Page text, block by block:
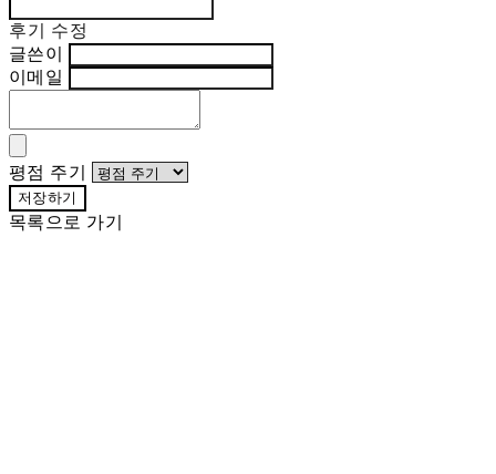
후기 수정
글쓴이
이메일
평점 주기
저장하기
목록으로 가기